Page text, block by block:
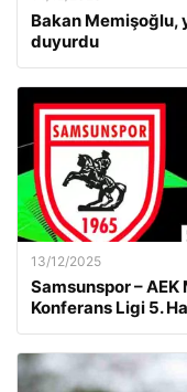
Bakan Memişoğlu,
duyurdu
13/12/2025
Samsunspor – AEK
Konferans Ligi 5.